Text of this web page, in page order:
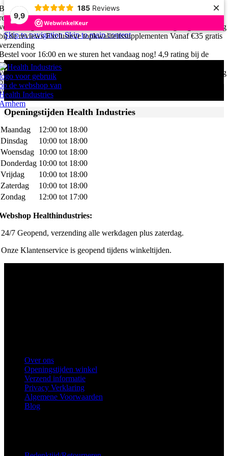
9,9
185 Reviews ×
Skip to navigationSkip to main content
voor 16:00 en we sturen het vandaag nog!
Exclusieve topkwaliteitssupplementenVanaf €35 gratis
Bestel voor 16:00 en we sturen het vandaag nog!
4,9 rating
de reviewsExclusieve topkwaliteitssupplementenVanaf €35 gratis
voor 16:00 en we sturen het vandaag nog! 4,9 rating bij de
Exclusieve topkwaliteitssupplementen
Bestel voor 16:00 en we sturen het vandaag nog!
4,9 rating
de reviewsExclusieve topkwaliteitssupplementen
Openingstijden Health Industries
Maandag
12:00 tot 18:00
Dinsdag
10:00 tot 18:00
Woensdag 10:00 tot 18:00
Donderdag 10:00 tot 18:00
Vrijdag
10:00 tot 18:00
Zaterdag
10:00 tot 18:00
Zondag
12:00 tot 17:00
Healthindustries:
7 Geopend, verzending alle werkdagen plus zaterdag.
Klantenservice is geopend tijdens winkeltijden.
Over ons
Openingstijden winkel
Verzend informatie
Privacy Verklaring
Algemene Voorwaarden
Blog